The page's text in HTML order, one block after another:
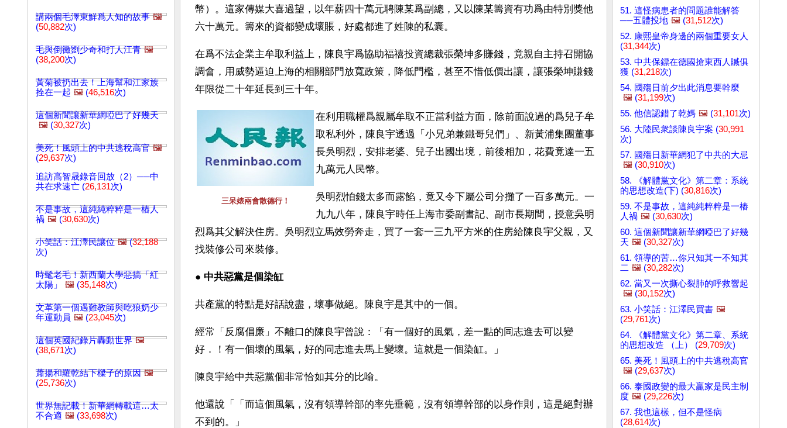
講兩個毛澤東鮮爲人知的故事 🖼️
(50,882次)
毛與倒黴劉少奇和打人江青 🖼️
(38,200次)
黃菊被扔出去！上海幫和江家族
拴在一起 🖼️ (46,516次)
這個新聞讓新華網啞巴了好幾天
🖼️ (30,327次)
美死！風頭上的中共逃稅高官 🖼️
(29,637次)
追訪高智晟錄音回放（2）──中
共在求速亡 (26,131次)
不是事故，這純純粹粹是一樁人
禍 🖼️ (30,630次)
小笑話：江澤民讓位 🖼️(32,188
次)
時髦老毛！新西蘭大學惡搞「紅
太陽」
🖼️ (35,148次)
文革第一個遇難教師與吃狼奶少
年運動員 🖼️ (23,045次)
這個英國紀錄片轟動世界 🖼️
(38,671次)
蕭揚和羅乾結下樑子的原因 🖼️
(25,736次)
世界無記載！新華網轉載這…太
不合適 🖼️ (33,698次)
幣）。這家傳媒大喜過望，以年薪四十萬元聘陳某爲副總，又以陳某籌資有功爲由特別獎他
六十萬元。籌來的資都變成壞賬，好處都進了姓陳的私囊。
在爲不法企業主牟取利益上，陳良宇爲協助福禧投資總裁張榮坤多賺錢，竟親自主持召開協
調會，用威勢逼迫上海的相關部門放寬政策，降低門檻，甚至不惜低價出讓，讓張榮坤賺錢
年限從二十年延長到三十年。
三呆婊兩會散德行！
在利用職權爲親屬牟取不正當利益方面，除前面說過的爲兒子牟
取私利外，陳良宇透過「小兄弟兼鐵哥兒們」、新黃浦集團董事
長吳明烈，安排老婆、兒子出國出境，前後相加，花費竟達一五
九萬元人民幣。
吳明烈怕錢太多而露餡，竟又令下屬公司分攤了一百多萬元。一
九九八年，陳良宇時任上海市委副書記、副市長期間，授意吳明
烈爲其父解決住房。吳明烈立馬效勞奔走，買了一套一三九平方米的住房給陳良宇父親，又
找裝修公司來裝修。
● 中共惡黨是個染缸
共產黨的特點是好話說盡，壞事做絕。陳良宇是其中的一個。
經常「反腐倡廉」不離口的陳良宇曾說：「有一個好的風氣，差一點的同志進去可以變
好．！有一個壞的風氣，好的同志進去馬上變壞。這就是一個染缸。」
陳良宇給中共惡黨個非常恰如其分的比喻。
他還說「「而這個風氣，沒有領導幹部的率先垂範，沒有領導幹部的以身作則，這是絕對辦
不到的。」
51. 這怪病患者的問題誰能解答
──五體投地 🖼️ (31,512次)
52. 康熙皇帝身邊的兩個重要女人
(31,344次)
53. 中共保鏢在德國搶東西人贓俱
獲 (31,218次)
54. 國殤日前夕出此消息要幹麼
🖼️ (31,199次)
55. 他信認錯了乾媽 🖼️ (31,101次)
56. 大陸民衆談陳良宇案 (30,991
次)
57. 國殤日新華網犯了中共的大忌
🖼️ (30,910次)
58. 《解體黨文化》第二章：系統
的思想改造(下) (30,816次)
59. 不是事故，這純純粹粹是一樁
人禍 🖼️ (30,630次)
60. 這個新聞讓新華網啞巴了好幾
天 🖼️ (30,327次)
61. 領導的苦…你只知其一不知其
二 🖼️ (30,282次)
62. 當又一次撕心裂肺的呼救響起
🖼️ (30,152次)
63. 小笑話：江澤民買書 🖼️
(29,761次)
64. 《解體黨文化》第二章、系統
的思想改造 （上） (29,709次)
65. 美死！風頭上的中共逃稅高官
🖼️ (29,637次)
66. 泰國政變的最大贏家是民主制
度 🖼️ (29,226次)
67. 我也這樣，但不是怪病
(28,614次)